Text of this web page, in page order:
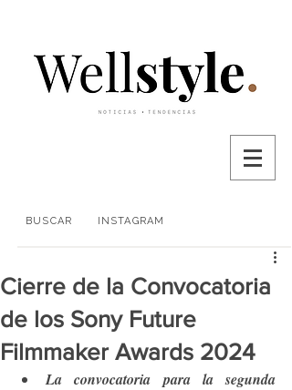
BUSCAR INSTAGRAM
Cierre de la Convocatoria
de los Sony Future
Filmmaker Awards 2024
La convocatoria para la segunda